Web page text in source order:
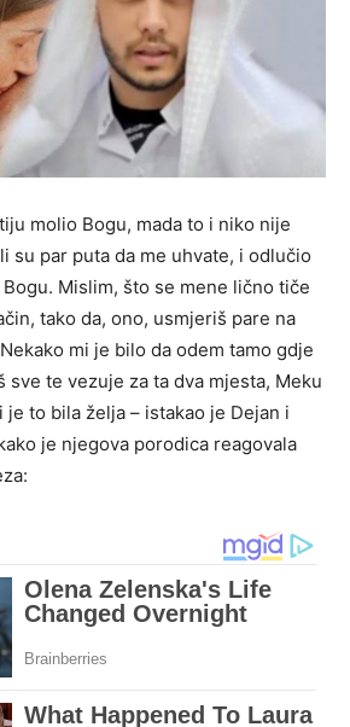
molio Bogu, mada to i niko nije
su par puta da me uhvate, i odlučio
Mislim, što se mene lično tiče
tako da, ono, usmjeriš pare na
mi je bilo da odem tamo gdje
sve te vezuje za ta dva mjesta, Meku
je to bila želja – istakao je Dejan i
je njegova porodica reagovala